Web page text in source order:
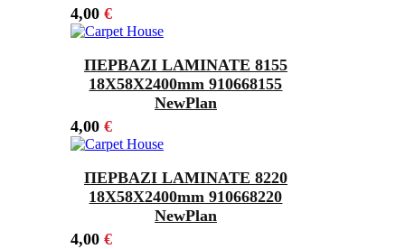
4,00 €
ΠΕΡΒΑΖΙ LAMINATE 8155
18Χ58X2400mm 910668155
NewPlan
4,00 €
ΠΕΡΒΑΖΙ LAMINATE 8220
18Χ58X2400mm 910668220
NewPlan
4,00 €